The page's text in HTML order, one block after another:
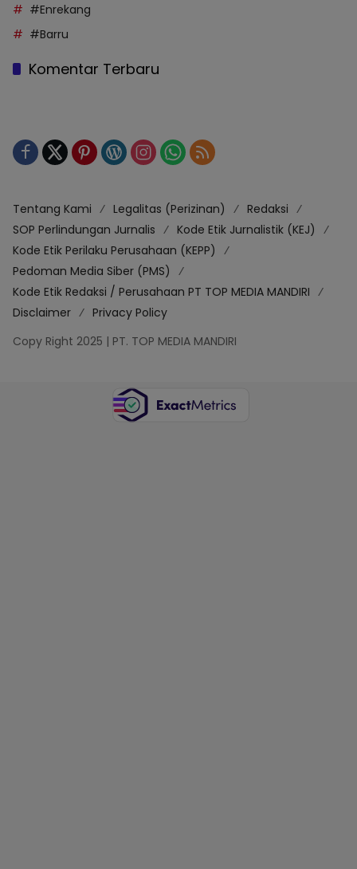
#Enrekang
#Barru
Komentar Terbaru
Tentang Kami Legalitas (Perizinan)
Redaksi
SOP Perlindungan Jurnalis
Kode Etik Jurnalistik (KEJ)
Kode Etik Perilaku Perusahaan (KEPP)
Pedoman Media Siber (PMS)
Kode Etik Redaksi / Perusahaan PT TOP MEDIA MANDIRI
Disclaimer
Privacy Policy
Copy Right 2025 | PT. TOP MEDIA MANDIRI